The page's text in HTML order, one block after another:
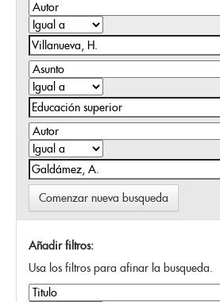
Comenzar nueva busqueda
Añadir filtros:
Usa los filtros para afinar la busqueda.